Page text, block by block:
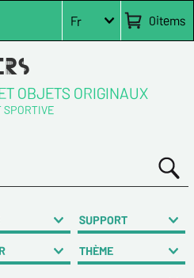
0items
Fr
OBJETS ORIGINAUX
SPORTIVE
SUPPORT
THÈME